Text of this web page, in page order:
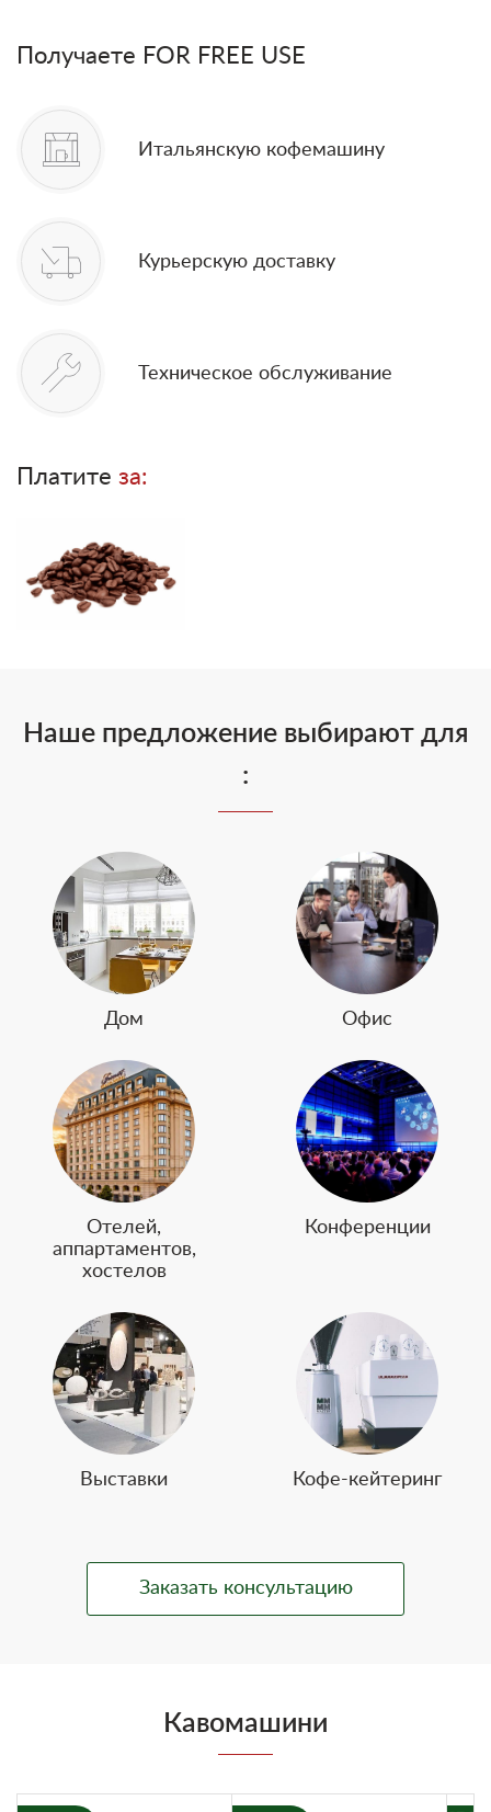
Получаете FOR FREE USE
Итальянскую кофемашину
Курьерскую доставку
Техническое обслуживание
Платите за:
Наше предложение выбирают для
:
Дом Офис
Отелей,
аппартаментов,
хостелов
Конференции
Выставки Кофе-кейтеринг
Заказать консультацию
Кавомашини